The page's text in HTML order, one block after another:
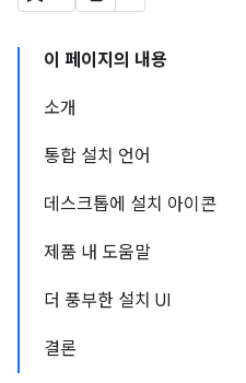
이 페이지의 내용
소개
통합 설치 언어
데스크톱에 설치 아이콘
제품 내 도움말
더 풍부한 설치 UI
결론